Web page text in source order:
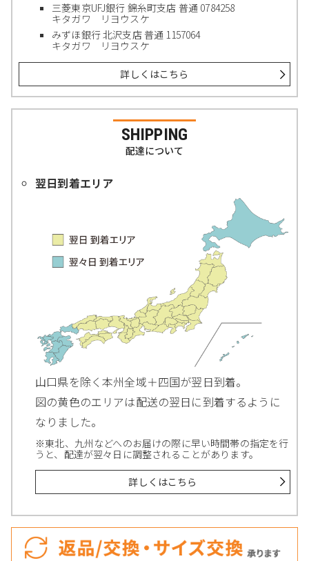
三菱東京UFJ銀行 錦糸町支店 普通 0784258
キタガワ リヨウスケ
みずほ銀行 北沢支店 普通 1157064
キタガワ リヨウスケ
詳しくはこちら
SHIPPING
配達について
翌日到着エリア
山口県を除く本州全域＋四国が翌日到着。
図の黄色のエリアは配送の翌日に到着するように
なりました。
※東北、九州などへのお届けの際に早い時間帯の指定を行
うと、配達が翌々日に調整されることがあります。
詳しくはこちら